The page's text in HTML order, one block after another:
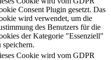
Consent Plugin gesetzt. Das
wird verwendet, um die
des Benutzers für die
der Kategorie "Essenziell"
speichern.
Cookie wird vom GDPR